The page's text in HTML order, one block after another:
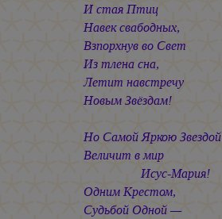
И стая Птиц
Навек свабодных,
Взпорхнув во Свет
Из тлена сна,
Летит навстречу
Новым Звёздам!
Но Самой Яркою Звездой
Величит в мир
Исус-Мария!
Одним Крестом,
Судьбой Одной —